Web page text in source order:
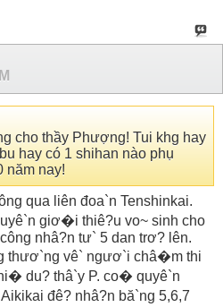
cho thầy Phượng! Tui khg hay
hay có 1 shihan nào phụ
năm nay!
qua liên đoa`n Tenshinkai.
giơ�i thiê?u vo~ sinh cho
nhâ?n tư` 5 dan trơ? lên.
thươ`ng vê` ngươ`i châ�m thi
du? thâ`y P. co� quyê`n
đê? nhâ?n bă`ng 5,6,7